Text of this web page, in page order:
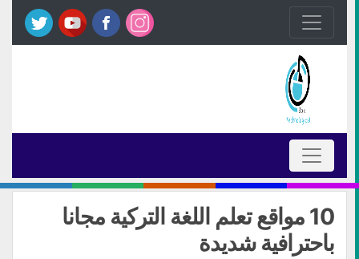
10 مواقع تعلم اللغة التركية مجانا
باحترافية شديدة